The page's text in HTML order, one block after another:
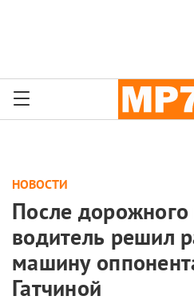
НОВОСТИ
После
водитель решил
машину
Гатчиной